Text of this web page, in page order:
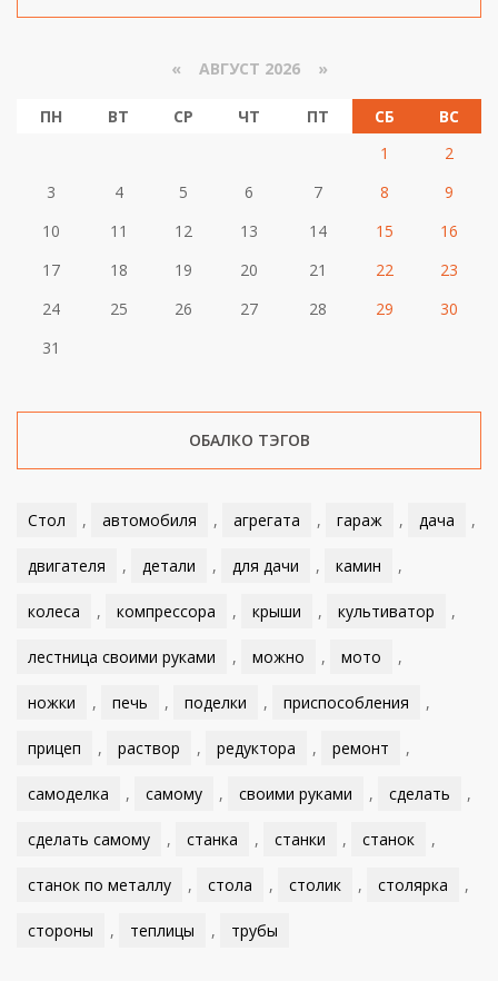
« АВГУСТ 2026 »
ПН ВТ СР ЧТ ПТ СБ
ВС
1
2
3
4 5 6 7 8
9
10
11 12 13 14 15
16
17
18 19 20 21 22
23
24
25 26 27 28 29
30
31
ОБАЛКО ТЭГОВ
Стол , автомобиля , агрегата , гараж , дача ,
двигателя , детали , для дачи , камин ,
колеса , компрессора , крыши , культиватор ,
лестница своими руками , можно , мото ,
ножки , печь , поделки , приспособления ,
прицеп , раствор , редуктора , ремонт ,
самоделка , самому , своими руками , сделать ,
сделать самому , станка , станки , станок ,
станок по металлу , стола , столик , столярка ,
стороны , теплицы , трубы